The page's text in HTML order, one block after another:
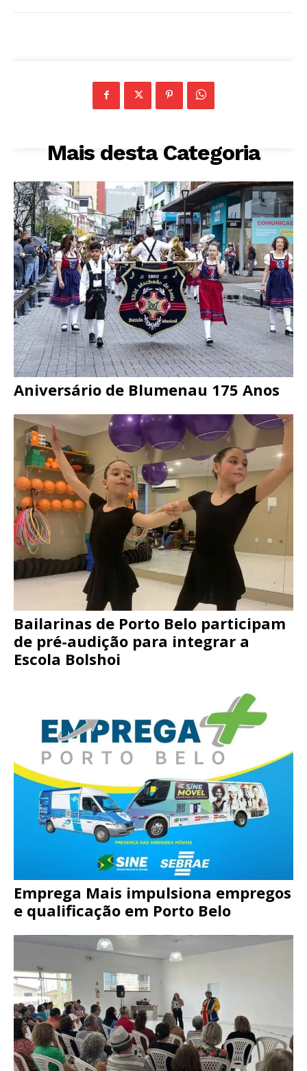
Mais desta Categoria
Aniversário de Blumenau 175 Anos
Bailarinas de Porto Belo participam
de pré-audição para integrar a
Escola Bolshoi
Emprega Mais impulsiona empregos
e qualificação em Porto Belo